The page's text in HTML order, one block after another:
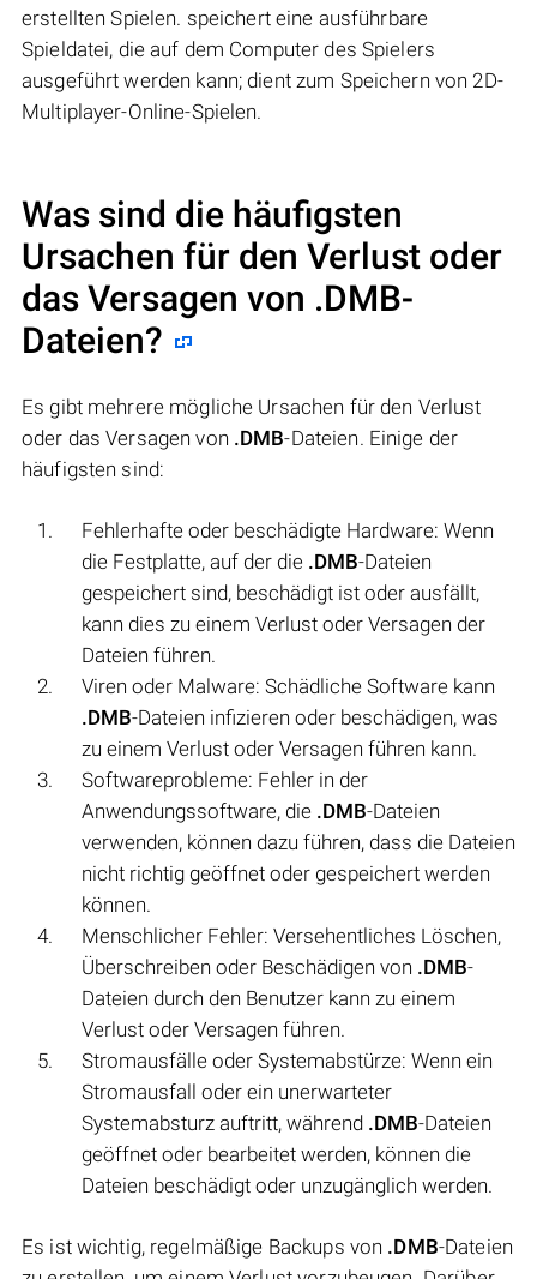
erstellten Spielen. speichert eine ausführbare
Spieldatei, die auf dem Computer des Spielers
ausgeführt werden kann; dient zum Speichern von 2D-
Multiplayer-Online-Spielen.
Was sind die häufigsten
Ursachen für den Verlust oder
das Versagen von .DMB-
Dateien?
Es gibt mehrere mögliche Ursachen für den Verlust
oder das Versagen von .DMB-Dateien. Einige der
häufigsten sind:
Fehlerhafte oder beschädigte Hardware: Wenn
die Festplatte, auf der die .DMB-Dateien
gespeichert sind, beschädigt ist oder ausfällt,
kann dies zu einem Verlust oder Versagen der
Dateien führen.
Viren oder Malware: Schädliche Software kann
.DMB-Dateien infizieren oder beschädigen, was
zu einem Verlust oder Versagen führen kann.
Softwareprobleme: Fehler in der
Anwendungssoftware, die .DMB-Dateien
verwenden, können dazu führen, dass die Dateien
nicht richtig geöffnet oder gespeichert werden
können.
Menschlicher Fehler: Versehentliches Löschen,
Überschreiben oder Beschädigen von .DMB-
Dateien durch den Benutzer kann zu einem
Verlust oder Versagen führen.
Stromausfälle oder Systemabstürze: Wenn ein
Stromausfall oder ein unerwarteter
Systemabsturz auftritt, während .DMB-Dateien
geöffnet oder bearbeitet werden, können die
Dateien beschädigt oder unzugänglich werden.
Es ist wichtig, regelmäßige Backups von .DMB-Dateien